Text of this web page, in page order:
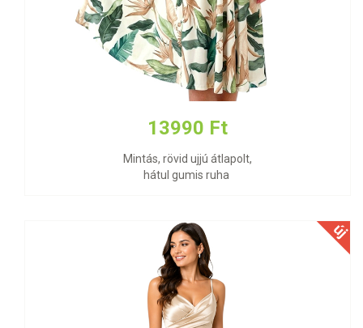
13990 Ft
Mintás, rövid ujjú átlapolt,
hátul gumis ruha